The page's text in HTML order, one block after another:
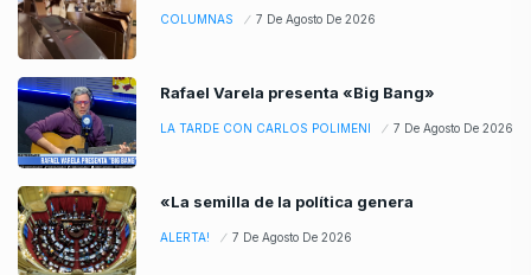
COLUMNAS 7 De Agosto De 2026
Rafael Varela presenta «Big Bang»
LA TARDE CON CARLOS POLIMENI 7 De Agosto De 2026
«La semilla de la política genera
ALERTA! 7 De Agosto De 2026